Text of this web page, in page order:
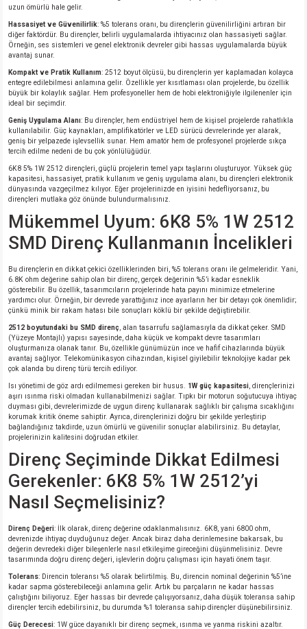
MARKA)
uzun ömürlü hale gelir.
Hassasiyet ve Güvenilirlik: %5 tolerans oranı, bu dirençlerin güvenilirliğini artıran bir
diğer faktördür. Bu dirençler, belirli uygulamalarda ihtiyacınız olan hassasiyeti sağlar.
Örneğin, ses sistemleri ve genel elektronik devreler gibi hassas uygulamalarda büyük
avantaj sunar.
Kompakt ve Pratik Kullanım: 2512 boyut ölçüsü, bu dirençlerin yer kaplamadan kolayca
entegre edilebilmesi anlamına gelir. Özellikle yer kısıtlaması olan projelerde, bu özellik
büyük bir kolaylık sağlar. Hem profesyoneller hem de hobi elektroniğiyle ilgilenenler için
ideal bir seçimdir.
Geniş Uygulama Alanı: Bu dirençler, hem endüstriyel hem de kişisel projelerde rahatlıkla
kullanılabilir. Güç kaynakları, amplifikatörler ve LED sürücü devrelerinde yer alarak,
geniş bir yelpazede işlevsellik sunar. Hem amatör hem de profesyonel projelerde sıkça
tercih edilme nedeni de bu çok yönlülüğüdür.
6K8 5% 1W 2512 dirençleri, güçlü projelerin temel yapı taşlarını oluşturuyor. Yüksek güç
kapasitesi, hassasiyet, pratik kullanım ve geniş uygulama alanı, bu dirençleri elektronik
dünyasında vazgeçilmez kılıyor. Eğer projelerinizde en iyisini hedefliyorsanız, bu
dirençleri mutlaka göz önünde bulundurmalısınız.
Mükemmel Uyum: 6K8 5% 1W 2512
SMD Direnç Kullanmanın İncelikleri
Bu dirençlerin en dikkat çekici özelliklerinden biri, %5 tolerans oranı ile gelmeleridir. Yani,
6.8K ohm değerine sahip olan bir direnç, gerçek değerinin %5’i kadar esneklik
gösterebilir. Bu özellik, tasarımcıların projelerinde hata payını minimize etmelerine
yardımcı olur. Örneğin, bir devrede yarattığınız ince ayarların her bir detayı çok önemlidir;
çünkü minik bir rakam hatası bile sonuçları köklü bir şekilde değiştirebilir.
2512 boyutundaki bu SMD direnç , alan tasarrufu sağlamasıyla da dikkat çeker. SMD
(Yüzeye Montajlı) yapısı sayesinde, daha küçük ve kompakt devre tasarımları
oluşturmanıza olanak tanır. Bu, özellikle günümüzün ince ve hafif cihazlarında büyük
avantaj sağlıyor. Telekomünikasyon cihazından, kişisel giyilebilir teknolojiye kadar pek
çok alanda bu direnç türü tercih ediliyor.
Isı yönetimi de göz ardı edilmemesi gereken bir husus. 1W güç kapasitesi , dirençlerinizi
aşırı ısınma riski olmadan kullanabilmenizi sağlar. Tıpkı bir motorun soğutucuya ihtiyaç
duyması gibi, devrelerimizde de uygun direnç kullanarak sağlıklı bir çalışma sıcaklığını
korumak kritik öneme sahiptir. Ayrıca, dirençlerinizi doğru bir şekilde yerleştirip
bağlandığınız takdirde, uzun ömürlü ve güvenilir sonuçlar alabilirsiniz. Bu detaylar,
projelerinizin kalitesini doğrudan etkiler.
Direnç Seçiminde Dikkat Edilmesi
Gerekenler: 6K8 5% 1W 2512’yi
Nasıl Seçmelisiniz?
Direnç Değeri: İlk olarak, direnç değerine odaklanmalısınız. 6K8, yani 6800 ohm,
devrenizde ihtiyaç duyduğunuz değer. Ancak biraz daha derinlemesine bakarsak, bu
değerin devredeki diğer bileşenlerle nasıl etkileşime gireceğini düşünmelisiniz. Devre
tasarımında doğru direnç değeri, işlevlerin doğru çalışması için hayati önem taşır.
Tolerans: Direncin toleransı %5 olarak belirtilmiş. Bu, direncin nominal değerinin %5’ine
kadar sapma gösterebileceği anlamına gelir. Artık bu parçaların ne kadar hassas
çalıştığını biliyoruz. Eğer hassas bir devrede çalışıyorsanız, daha düşük toleransa sahip
dirençler tercih edebilirsiniz, bu durumda %1 toleransa sahip dirençler düşünebilirsiniz.
Güç Derecesi: 1W güce dayanıklı bir direnç seçmek, ısınma ve yanma riskini azaltır.